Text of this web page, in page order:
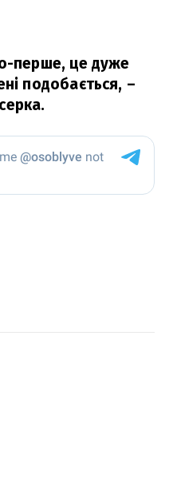
перше, це дуже
подобається, –